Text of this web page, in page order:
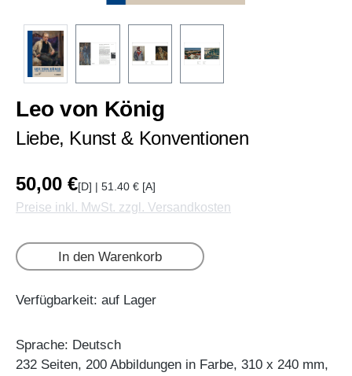
Leo von König
Liebe, Kunst & Konventionen
50,00 €[D] | 51.40 € [A]
Preise inkl. MwSt. zzgl. Versandkosten
In den Warenkorb
Verfügbarkeit: auf Lager
Sprache: Deutsch
232 Seiten, 200 Abbildungen in Farbe, 310 x 240 mm,